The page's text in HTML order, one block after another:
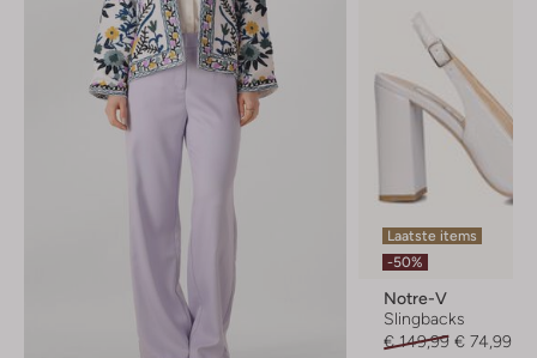
Laatste items
-50%
Notre-V
Slingbacks
€ 149,99 € 74,99